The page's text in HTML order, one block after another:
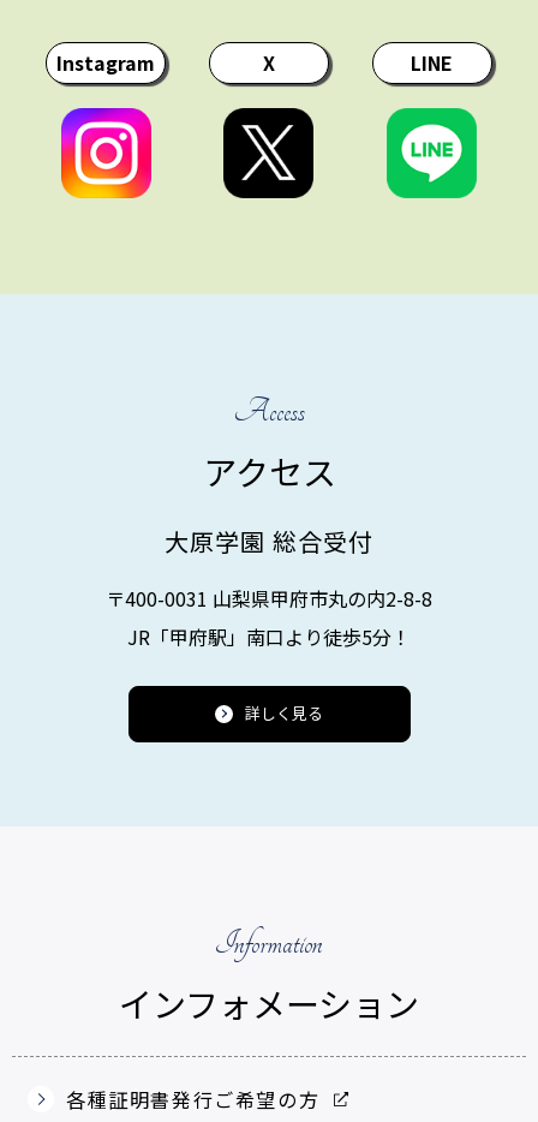
Instagram X LINE
Access
アクセス
大原学園 総合受付
〒400-0031 山梨県甲府市丸の内2-8-8
JR「甲府駅」南口より徒歩5分！
詳しく見る
Information
インフォメーション
各種証明書発行ご希望の方